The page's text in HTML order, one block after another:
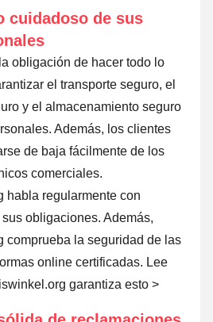
cuidadoso de sus
obligación de hacer todo lo
el transporte seguro, el
y el almacenamiento seguro
Además, los clientes
de baja fácilmente de los
comerciales.
habla regularmente con
obligaciones. Además,
comprueba la seguridad de las
online certificadas. Lee
garantiza esto >